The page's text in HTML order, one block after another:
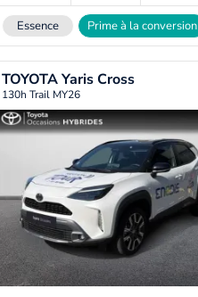
Essence Prime à la conversion
TOYOTAYaris Cross
130h Trail MY26